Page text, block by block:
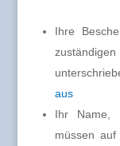
Ihre
zuständigen
aus
Ihr Name,
müssen